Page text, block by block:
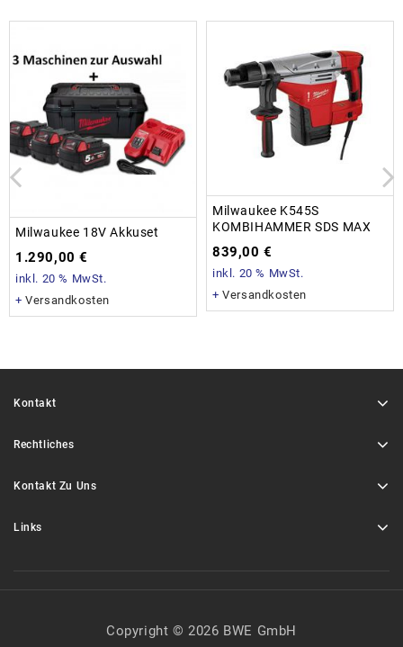
Milwaukee 18V Akkuset
1.290,00€
inkl. 20 % MwSt.
+Versandkosten
Milwaukee K545S
KOMBIHAMMER SDS MAX
839,00€
inkl. 20 % MwSt.
+Versandkosten
Kontakt
Rechtliches
Kontakt Zu Uns
Links
Copyright © 2026 BWE GmbH